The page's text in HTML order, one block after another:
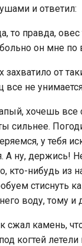
и ответил:
то правда,
он мне по
от
все не
хочешь все
сильнее.
у тебя
А ну, держись!
кто-нибудь из
стиснуть
воду, тому и
сжал камень,
когтей